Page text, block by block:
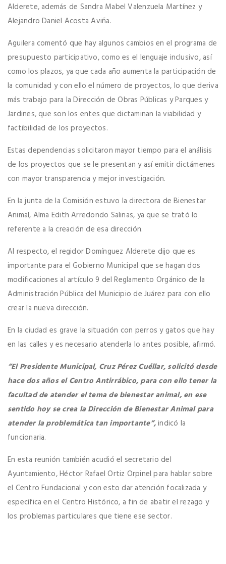
Alderete, además de Sandra Mabel Valenzuela Martínez y
Alejandro Daniel Acosta Aviña.
Aguilera comentó que hay algunos cambios en el programa de
presupuesto participativo, como es el lenguaje inclusivo, así
como los plazos, ya que cada año aumenta la participación de
la comunidad y con ello el número de proyectos, lo que deriva
más trabajo para la Dirección de Obras Públicas y Parques y
Jardines, que son los entes que dictaminan la viabilidad y
factibilidad de los proyectos.
Estas dependencias solicitaron mayor tiempo para el análisis
de los proyectos que se le presentan y así emitir dictámenes
con mayor transparencia y mejor investigación.
En la junta de la Comisión estuvo la directora de Bienestar
Animal, Alma Edith Arredondo Salinas, ya que se trató lo
referente a la creación de esa dirección.
Al respecto, el regidor Domínguez Alderete dijo que es
importante para el Gobierno Municipal que se hagan dos
modificaciones al artículo 9 del Reglamento Orgánico de la
Administración Pública del Municipio de Juárez para con ello
crear la nueva dirección.
En la ciudad es grave la situación con perros y gatos que hay
en las calles y es necesario atenderla lo antes posible, afirmó.
“El Presidente Municipal, Cruz Pérez Cuéllar, solicitó desde
hace dos años el Centro Antirrábico, para con ello tener la
facultad de atender el tema de bienestar animal, en ese
sentido hoy se crea la Dirección de Bienestar Animal para
atender la problemática tan importante”,indicó la
funcionaria.
En esta reunión también acudió el secretario del
Ayuntamiento, Héctor Rafael Ortiz Orpinel para hablar sobre
el Centro Fundacional y con esto dar atención focalizada y
específica en el Centro Histórico, a fin de abatir el rezago y
los problemas particulares que tiene ese sector.